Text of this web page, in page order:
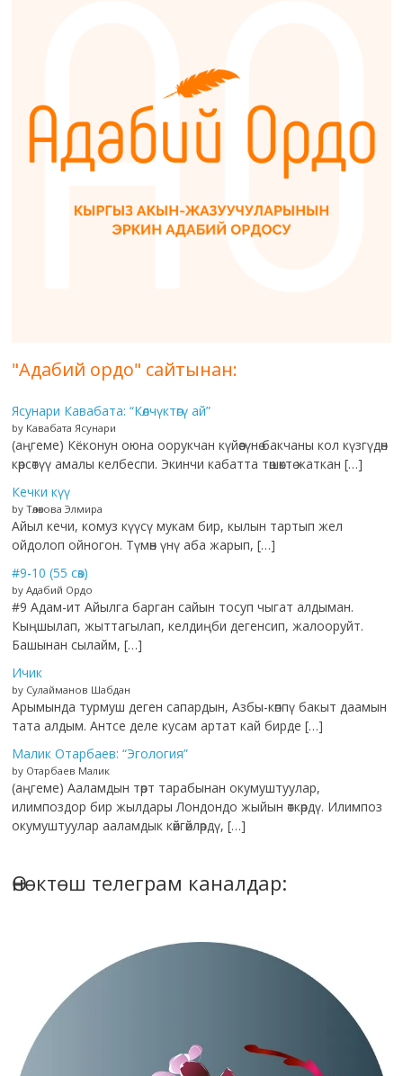
"Адабий ордо" сайтынан:
Ясунари Кавабата: “Көлчүктөгү ай”
by Кавабата Ясунари
(аңгеме) Кёконун оюна оорукчан күйөөсүнө бакчаны кол күзгүдөн
көрсөтүү амалы келбеспи. Экинчи кабатта төшөктө жаткан […]
Кечки күү
by Төлөкова Элмира
Айыл кечи, комуз күүсү мукам бир, кылын тартып жел
ойдолоп ойногон. Түмөн үнү аба жарып, […]
#9-10 (55 сөз)
by Адабий Ордо
#9 Адам-ит Айылга барган сайын тосуп чыгат алдыман.
Кыңшылап, жыттагылап, келдиңби дегенсип, жалооруйт.
Башынан сылайм, […]
Ичик
by Сулайманов Шабдан
Арымында турмуш деген сапардын, Азбы-көппү бакыт даамын
тата алдым. Антсе деле кусам артат кай бирде […]
Малик Отарбаев: “Эгология”
by Отарбаев Малик
(аңгеме) Ааламдын төрт тарабынан окумуштуулар,
илимпоздор бир жылдары Лондондо жыйын өткөрдү. Илимпоз
окумуштуулар ааламдык көйгөйлөрдү, […]
Өнөктөш телеграм каналдар: